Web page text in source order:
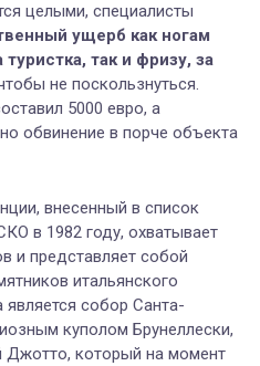
целыми, специалисты
ущерб как ногам
так и фризу, за
не поскользнуться.
5000 евро, а
обвинение в порче объекта
внесенный в список
в 1982 году, охватывает
и представляет собой
итальянского
собор Санта-
куполом Брунеллески,
Джотто, который на момент